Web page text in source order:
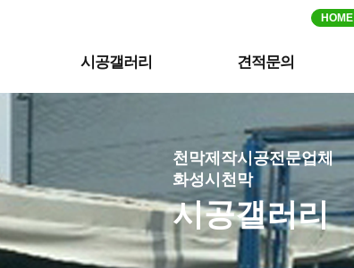
HOME
시공갤러리 견적문의
천막제작시공전문업체
화성시천막
시공갤러리